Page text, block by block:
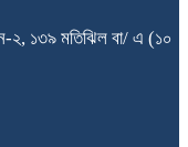
২, ১৩৯ মতিঝিল বা/ এ (১০